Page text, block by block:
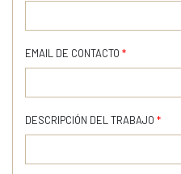
EMAIL DE CONTACTO *
DESCRIPCIÓN DEL TRABAJO *